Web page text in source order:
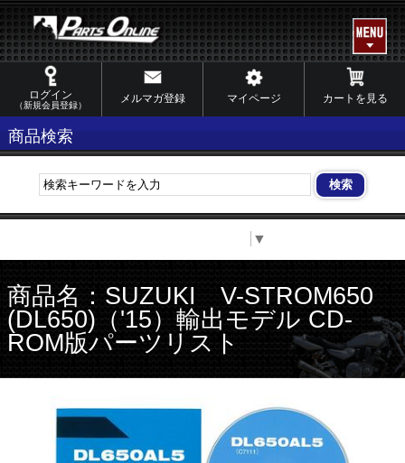
ログイン
（新規会員登録）
メルマガ登録 マイページ カートを見る
商品検索
▼
商品名：SUZUKI V-STROM650
(DL650)（'15）輸出モデル CD-
ROM版パーツリスト